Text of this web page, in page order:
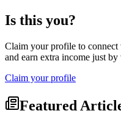
Is this you?
Claim your profile to connect
and earn extra income just
Claim your profile
Featured